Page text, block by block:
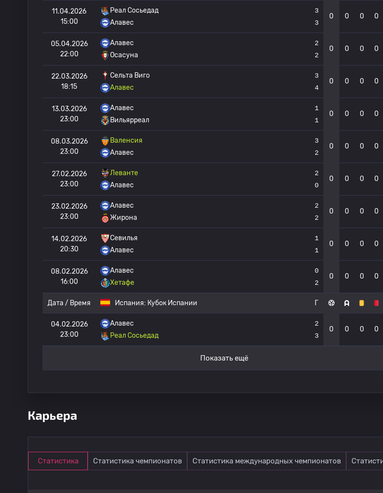
11.04.2026
15:00
Реал Сосьедад
Алавес
3
3
0 0 0 0
05.04.2026
22:00
Алавес
Осасуна
2
2
0 0 0 0
22.03.2026
18:15
Сельта Виго
Алавес
3
4
0 0 0 0
13.03.2026
23:00
Алавес
Вильярреал
1
1
0 0 0 0
08.03.2026
23:00
Валенсия
Алавес
3
2
0 0 0 0
27.02.2026
23:00
Леванте
Алавес
2
0
0 0 0 0
23.02.2026
23:00
Алавес
Жирона
2
2
0 0 0 0
14.02.2026
20:30
Севилья
Алавес
1
1
0 0 0 0
08.02.2026
16:00
Алавес
Хетафе
0
2
0 0 0 0
Дата / Время Испания: Кубок Испании Г
04.02.2026
23:00
Алавес
Реал Сосьедад
2
3
0 0 0 0
Показать ещё
Карьера
Статистика Статистика чемпионатов Статистика международных чемпионатов